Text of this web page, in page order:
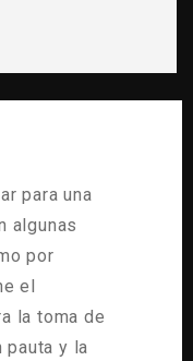
para una
algunas
por
el
la toma de
y la